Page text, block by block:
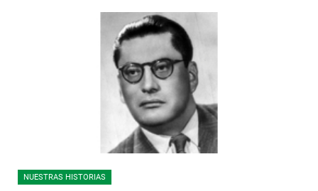
NUESTRAS HISTORIAS